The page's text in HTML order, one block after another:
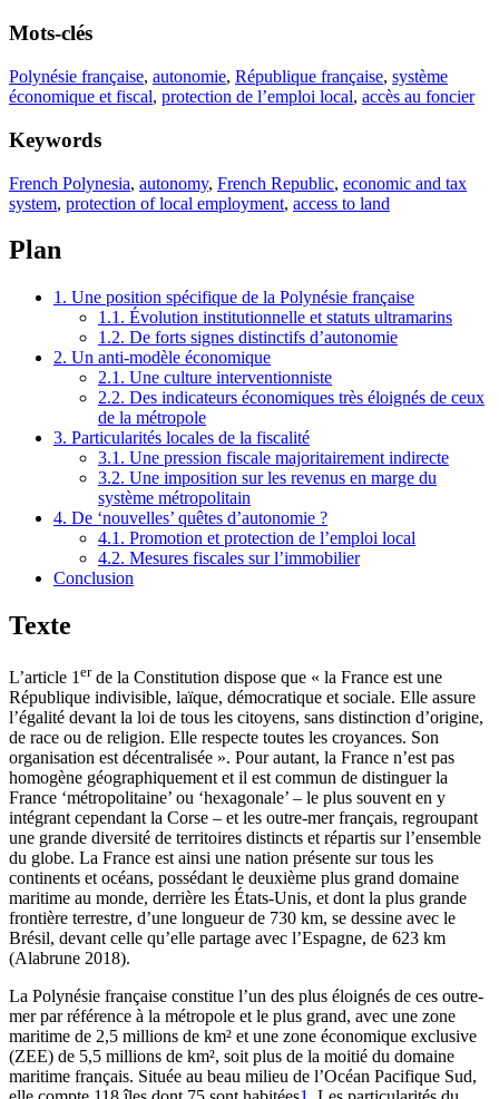
Mots-clés
Polynésie française, autonomie, République française, système
économique et fiscal, protection de l’emploi local, accès au foncier
Keywords
French Polynesia, autonomy, French Republic, economic and tax
system, protection of local employment, access to land
Plan
1. Une position spécifique de la Polynésie française
1.1. Évolution institutionnelle et statuts ultramarins
1.2. De forts signes distinctifs d’autonomie
2. Un anti-modèle économique
2.1. Une culture interventionniste
2.2. Des indicateurs économiques très éloignés de ceux
de la métropole
3. Particularités locales de la fiscalité
3.1. Une pression fiscale majoritairement indirecte
3.2. Une imposition sur les revenus en marge du
système métropolitain
4. De ‘nouvelles’ quêtes d’autonomie ?
4.1. Promotion et protection de l’emploi local
4.2. Mesures fiscales sur l’immobilier
Conclusion
Texte
L’article 1erde la Constitution dispose que « la France est une
République indivisible, laïque, démocratique et sociale. Elle assure
l’égalité devant la loi de tous les citoyens, sans distinction d’origine,
de race ou de religion. Elle respecte toutes les croyances. Son
organisation est décentralisée ». Pour autant, la France n’est pas
homogène géographiquement et il est commun de distinguer la
France ‘métropolitaine’ ou ‘hexagonale’ – le plus souvent en y
intégrant cependant la Corse – et les outre-mer français, regroupant
une grande diversité de territoires distincts et répartis sur l’ensemble
du globe. La France est ainsi une nation présente sur tous les
continents et océans, possédant le deuxième plus grand domaine
maritime au monde, derrière les États-Unis, et dont la plus grande
frontière terrestre, d’une longueur de 730 km, se dessine avec le
Brésil, devant celle qu’elle partage avec l’Espagne, de 623 km
(Alabrune 2018).
La Polynésie française constitue l’un des plus éloignés de ces outre-
mer par référence à la métropole et le plus grand, avec une zone
maritime de 2,5 millions de km² et une zone économique exclusive
(ZEE) de 5,5 millions de km², soit plus de la moitié du domaine
maritime français. Située au beau milieu de l’Océan Pacifique Sud,